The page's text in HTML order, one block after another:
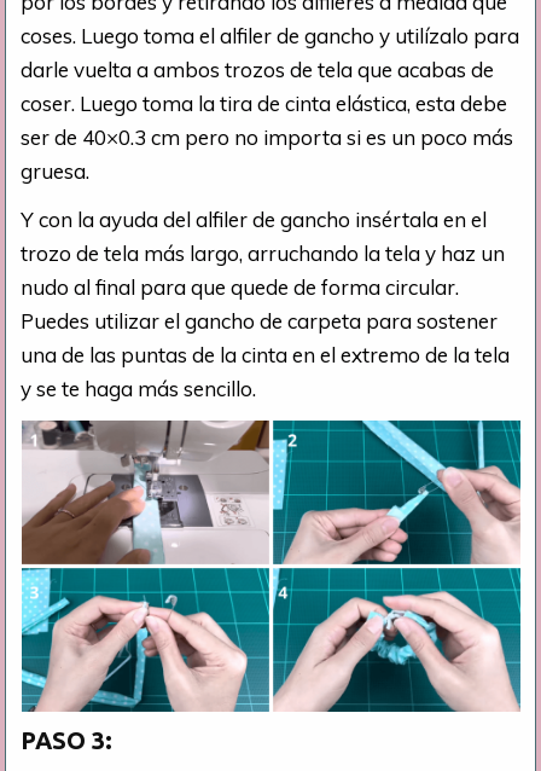
coses. Luego toma el alfiler de gancho y utilízalo para
darle vuelta a ambos trozos de tela que acabas de
coser. Luego toma la tira de cinta elástica, esta debe
ser de 40×0.3 cm pero no importa si es un poco más
gruesa.
Y con la ayuda del alfiler de gancho insértala en el
trozo de tela más largo, arruchando la tela y haz un
nudo al final para que quede de forma circular.
Puedes utilizar el gancho de carpeta para sostener
una de las puntas de la cinta en el extremo de la tela
y se te haga más sencillo.
PASO 3: